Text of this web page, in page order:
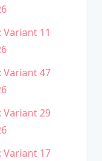
Variant 11
Variant 47
Variant 29
Variant 17